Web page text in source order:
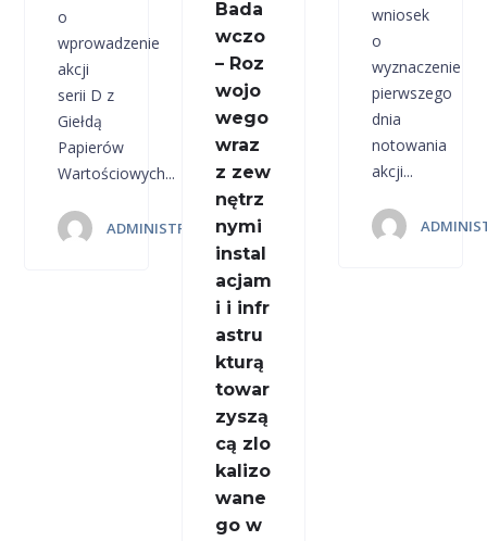
o
wprowadzenie
akcji
serii D z
Giełdą
Papierów
Wartościowych...
ADMINISTRATOR 4MASS.PL
Bada
wczo
– Roz
wojo
wego
wraz
z zew
nętrz
nymi
instal
acjam
i i infr
astru
kturą
towar
zyszą
cą zlo
kalizo
wane
go w
wniosek
o
wyznaczenie
pierwszego
dnia
notowania
akcji...